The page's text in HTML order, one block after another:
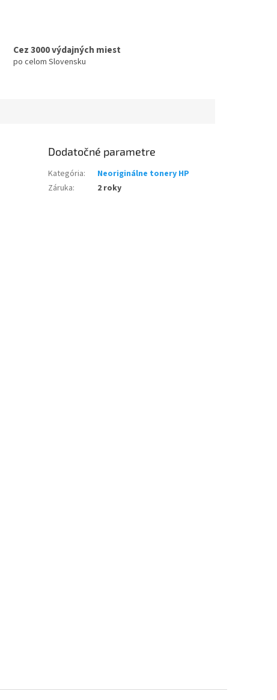
Cez 3000 výdajných miest
po celom Slovensku
Dodatočné parametre
Kategória:
Neoriginálne tonery HP
Záruka: 2 roky